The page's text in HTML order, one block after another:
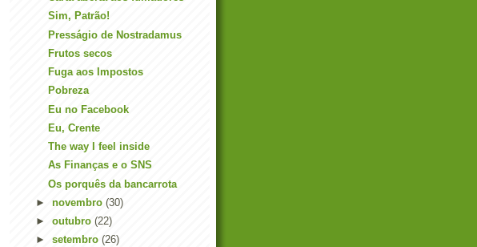
Sim, Patrão!
Presságio de Nostradamus
Frutos secos
Fuga aos Impostos
Pobreza
Eu no Facebook
Eu, Crente
The way I feel inside
As Finanças e o SNS
Os porquês da bancarrota
► novembro (30)
► outubro (22)
► setembro (26)